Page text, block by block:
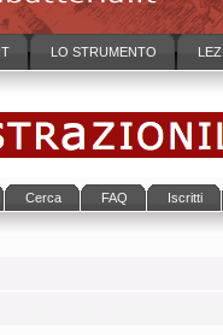
LO STRUMENTO
Cerca FAQ Iscritti